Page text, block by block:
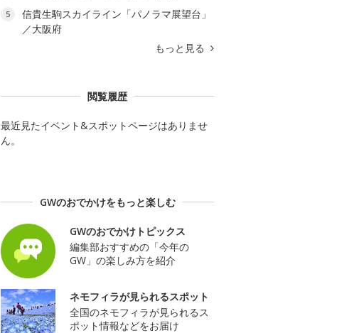
5
信貴生駒スカイライン「パノラマ展望台」
／大阪府
もっと見る
閲覧履歴
最近見たイベント&スポットページはありませ
ん。
GWのおでかけをもっと楽しむ
GWのおでかけトピックス
編集部おすすめの「今年の
GW」の楽しみ方を紹介
ネモフィラが見られるスポット
全国のネモフィラが見られるス
ポット情報などをお届け